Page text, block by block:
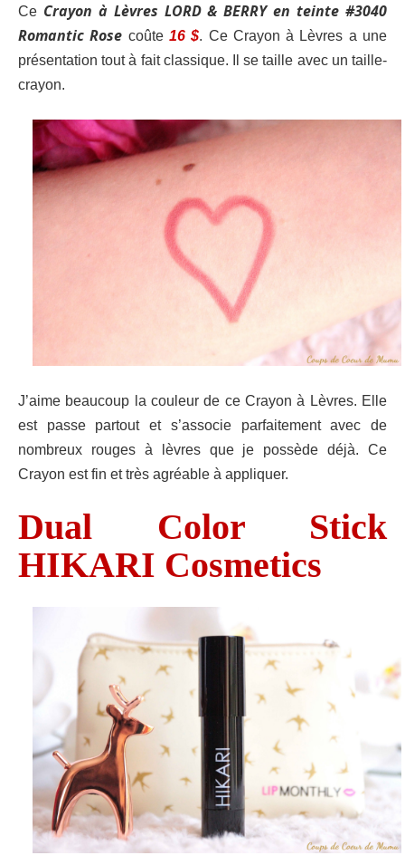
Ce Crayon à Lèvres LORD & BERRY en teinte #3040
Romantic Rose coûte 16 $. Ce Crayon à Lèvres a une
présentation tout à fait classique. Il se taille avec un taille-
crayon.
J’aime beaucoup la couleur de ce Crayon à Lèvres. Elle
est passe partout et s’associe parfaitement avec de
nombreux rouges à lèvres que je possède déjà. Ce
Crayon est fin et très agréable à appliquer.
Dual Color Stick
HIKARI Cosmetics